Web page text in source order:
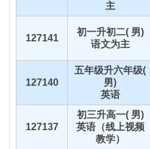
主
127141
初一升初二( 男)
语文为主
127140
五年级升六年级(
男)
英语
127137
初三升高一( 男)
英语（线上视频
教学）